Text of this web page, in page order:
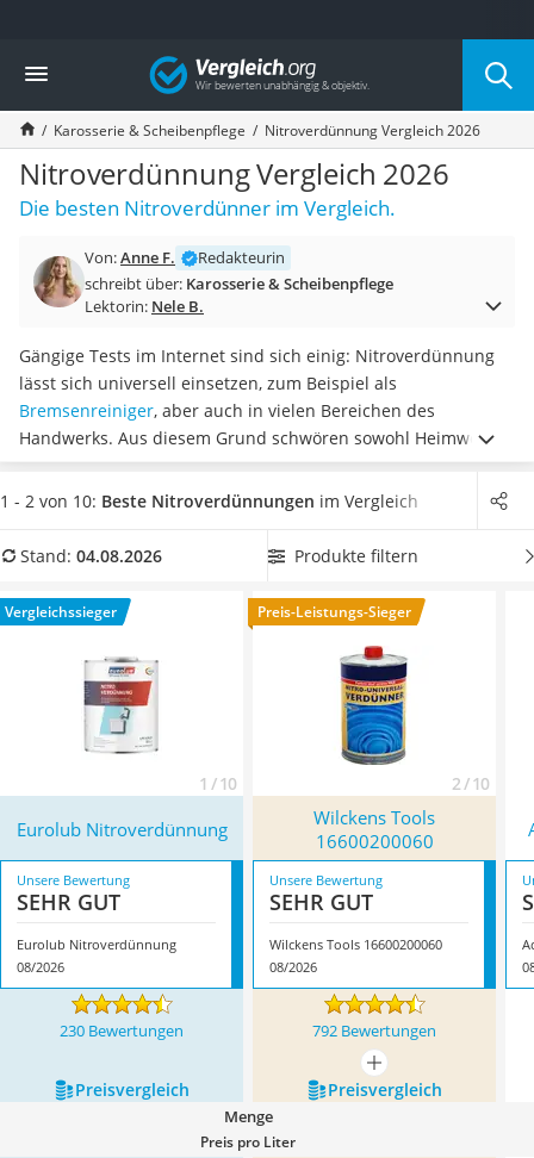
Die beliebtesten Vergleiche nach Kategorie
Auto & Motor
Fahrradträger-Anhängerkupplung (4 Fahrräder)
Fahrradträger
Fahrradträger (Anhängerkupplung)
Fahrradträger 3 Fahrräder
Benzinkanister (20 l)
Fahrradträger E-Bike
Benzinkanister
Wagenheber 3t
AGM-Batterie Wohnmobil
Thule-Fahrradträger
FM-Transmitter
Sommerreifen 205/55 R16
Autobatterie-Ladegerät
Alkoholtester
Diesel-Additiv
Wagenheber
Vergleich
Karosserie & Scheibenpflege Nitroverdünnung Vergleich 2026
Nitroverdünnung Vergleich 2026
Die besten Nitroverdünner im Vergleich.
Von:Anne F.
Redakteurin
schreibt über: Karosserie & Scheibenpflege
Lektorin: Nele B.
Gängige Tests im Internet sind sich einig: Nitroverdünnung
lässt sich universell einsetzen, zum Beispiel als
Bremsenreiniger, aber auch in vielen Bereichen des
Handwerks. Aus diesem Grund schwören sowohl Heimwerker
als auch Profis auf dieReinigungskraft von
Nitroverdünnung. Wählen Sie jetzt aus unserer
Sie Ihre Arbeitsflächen und Arbeitsgeräte ohne großen
hat uns hier im August 2026 besonders das Modell
Nitroverdünnung
mit seinen Eigenschaften.
1 - 2 von 10: Beste Nitroverdünnungen im Vergleich
Stand: 04.08.2026 Produkte filtern
Vergleichssieger
1 / 10
Preis-Leistungs-Sieger
2 / 10
Eurolub Nitroverdünnung
Wilckens Tools
16600200060
Unsere Bewertung
SEHR GUT
Eurolub Nitroverdünnung
08/2026
Unsere Bewertung
SEHR GUT
Wilckens Tools 16600200060
08/2026
230 Bewertungen 792 Bewertungen
mehr anzeigen
Preis­vergleich
Preis­vergleich
Menge
Preis pro Liter